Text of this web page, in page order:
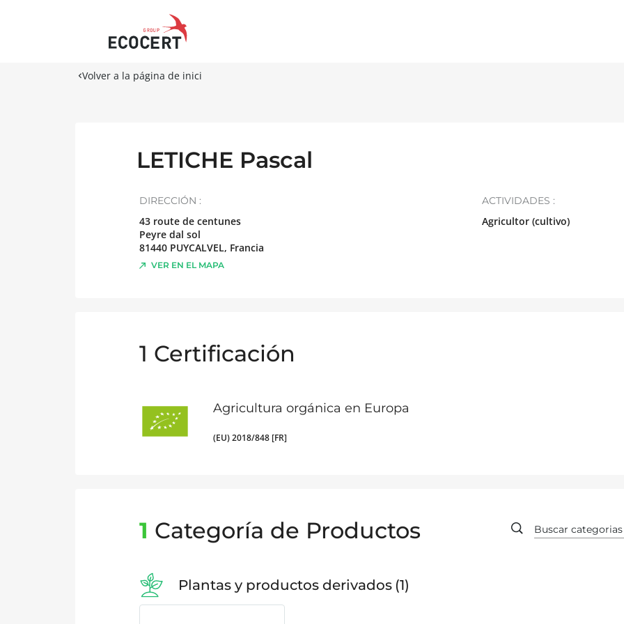
Volver a la página de inici
LETICHE Pascal
DIRECCIÓN :
43 route de centunes
Peyre dal sol
81440 PUYCALVEL, Francia
VER EN EL MAPA
ACTIVIDADES :
Agricultor (cultivo)
1 Certificación
Agricultura orgánica en Europa
(EU) 2018/848 [FR]
1 Categoría de Productos
Plantas y productos derivados 1